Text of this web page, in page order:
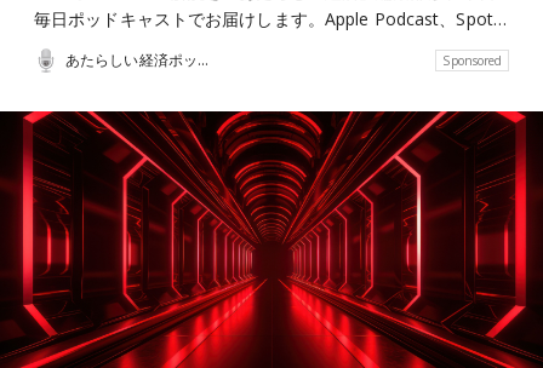
毎日ポッドキャストでお届けします。Apple Podcast、Spot…
あたらしい経済ポッドキャスト Sponsored